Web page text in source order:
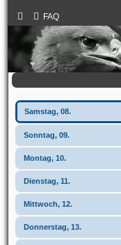
FAQ
Samstag, 08.
Sonntag, 09.
Montag, 10.
Dienstag, 11.
Mittwoch, 12.
Donnerstag, 13.